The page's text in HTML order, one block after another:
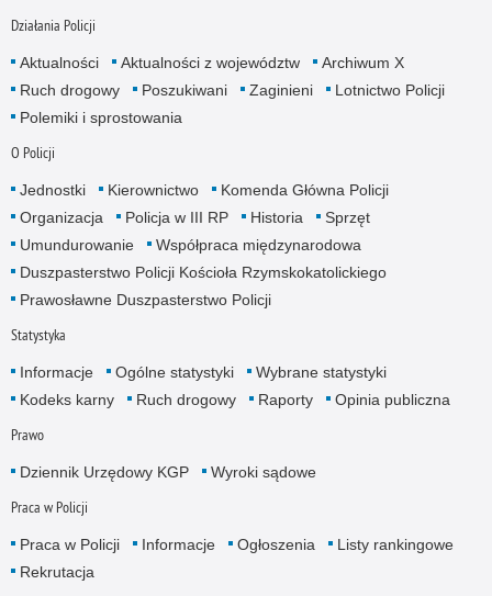
Działania Policji
Aktualności Aktualności z województw
Archiwum X
Ruch drogowy
Poszukiwani Zaginieni
Lotnictwo Policji
Polemiki i sprostowania
O Policji
Jednostki Kierownictwo
Komenda Główna Policji
Organizacja
Policja w III RP Historia
Sprzęt
Umundurowanie
Współpraca międzynarodowa
Duszpasterstwo Policji Kościoła Rzymskokatolickiego
Prawosławne Duszpasterstwo Policji
Statystyka
Informacje Ogólne statystyki
Wybrane statystyki
Kodeks karny
Ruch drogowy Raporty Opinia publiczna
Prawo
Dziennik Urzędowy KGP Wyroki sądowe
Praca w Policji
Praca w Policji Informacje Ogłoszenia
Listy rankingowe
Rekrutacja